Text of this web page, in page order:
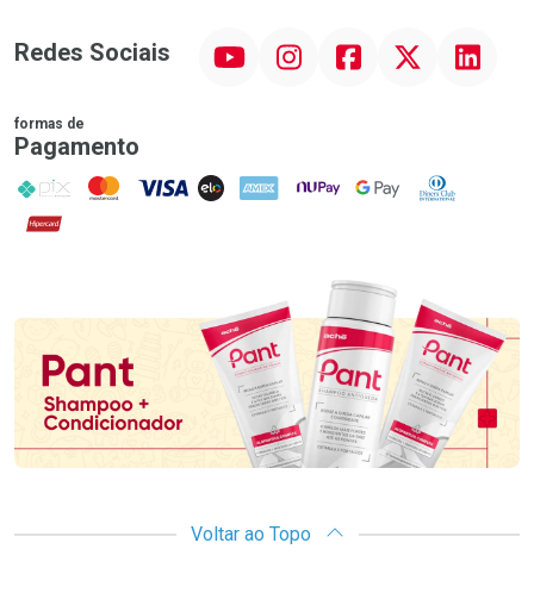
Redes Sociais InstagramFacebookTwitter Linkedin
formas de
Pagamento
PIX MasterCard
VISA ELO AMEX NuPay Google PayDiners Club
Hipercard
Promoção em Destaque
Voltar ao Topo